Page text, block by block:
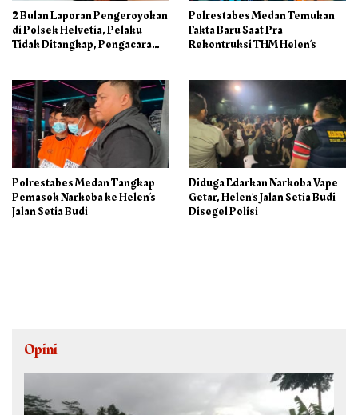
2 Bulan Laporan Pengeroyokan
di Polsek Helvetia, Pelaku
Tidak Ditangkap, Pengacara
Polrestabes Medan Temukan
Fakta Baru Saat Pra
Rekontruksi THM Helen’s
Polrestabes Medan Tangkap
Pemasok Narkoba ke Helen’s
Jalan Setia Budi
Diduga Edarkan Narkoba Vape
Getar, Helen’s Jalan Setia Budi
Disegel Polisi
Opini